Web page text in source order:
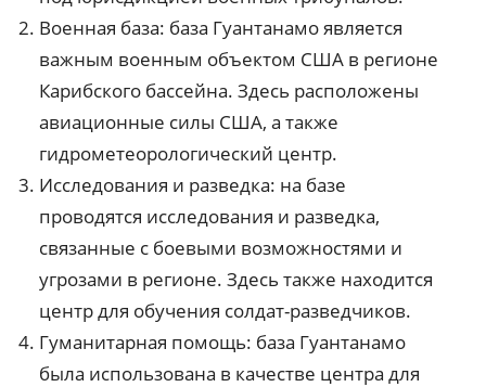
Военная база: база Гуантанамо является
важным военным объектом США в регионе
Карибского бассейна. Здесь расположены
авиационные силы США, а также
гидрометеорологический центр.
Исследования и разведка: на базе
проводятся исследования и разведка,
связанные с боевыми возможностями и
угрозами в регионе. Здесь также находится
центр для обучения солдат-разведчиков.
Гуманитарная помощь: база Гуантанамо
была использована в качестве центра для